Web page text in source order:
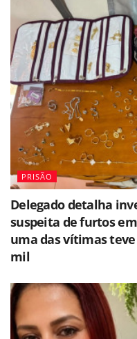
PRISÃO
Delegado detalha
suspeita de furtos
uma das vítimas teve
mil